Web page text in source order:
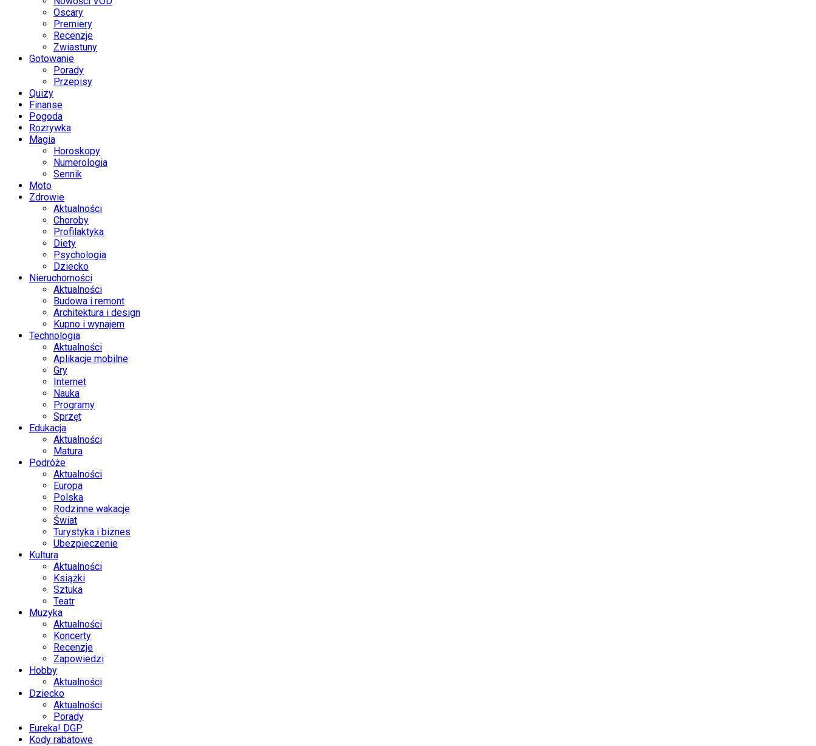
Oscary
Premiery
Recenzje
Zwiastuny
Gotowanie
Porady
Przepisy
Quizy
Finanse
Pogoda
Rozrywka
Magia
Horoskopy
Numerologia
Sennik
Moto
Zdrowie
Aktualności
Choroby
Profilaktyka
Diety
Psychologia
Dziecko
Nieruchomości
Aktualności
Budowa i remont
Architektura i design
Kupno i wynajem
Technologia
Aktualności
Aplikacje mobilne
Gry
Internet
Nauka
Programy
Sprzęt
Edukacja
Aktualności
Matura
Podróże
Aktualności
Europa
Polska
Rodzinne wakacje
Świat
Turystyka i biznes
Ubezpieczenie
Kultura
Aktualności
Książki
Sztuka
Teatr
Muzyka
Aktualności
Koncerty
Recenzje
Zapowiedzi
Hobby
Aktualności
Dziecko
Aktualności
Porady
Eureka! DGP
Kody rabatowe